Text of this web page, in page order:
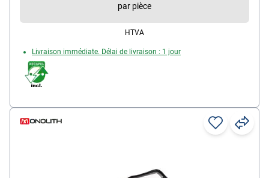
par pièce
HTVA
Livraison immédiate. Délai de livraison : 1 jour